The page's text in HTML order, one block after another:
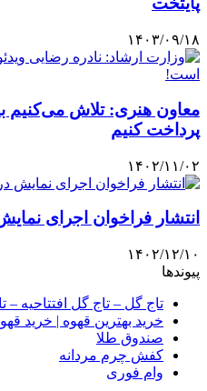
۱۴۰۳/۰۹/۱۸
معاون هنری: تلاش می‌کنیم
پرداخت کنیم
۱۴۰۲/۱۱/۰۲
انتشار فراخوان اجرای
۱۴۰۲/۱۲/۱۰
پیوندها
تاج گل – تاج گل افتتاحیه –
خرید بهترین قهوه | خرید
صندوق طلا
کفش چرم مردانه
وام فوری